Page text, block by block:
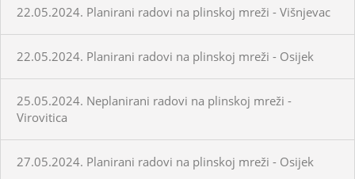
22.05.2024. Planirani radovi na plinskoj mreži - Višnjevac
22.05.2024. Planirani radovi na plinskoj mreži - Osijek
25.05.2024. Neplanirani radovi na plinskoj mreži -
Virovitica
27.05.2024. Planirani radovi na plinskoj mreži - Osijek